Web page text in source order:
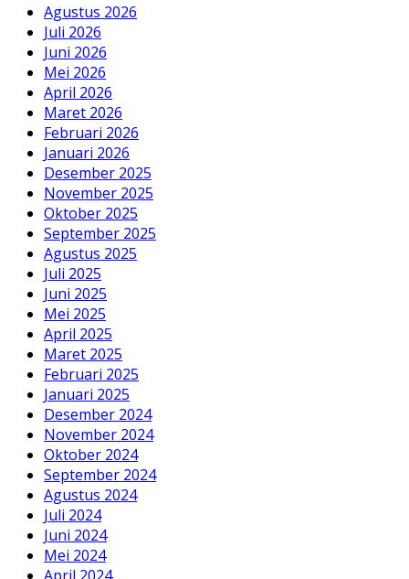
Agustus 2026
Juli 2026
Juni 2026
Mei 2026
April 2026
Maret 2026
Februari 2026
Januari 2026
Desember 2025
November 2025
Oktober 2025
September 2025
Agustus 2025
Juli 2025
Juni 2025
Mei 2025
April 2025
Maret 2025
Februari 2025
Januari 2025
Desember 2024
November 2024
Oktober 2024
September 2024
Agustus 2024
Juli 2024
Juni 2024
Mei 2024
April 2024